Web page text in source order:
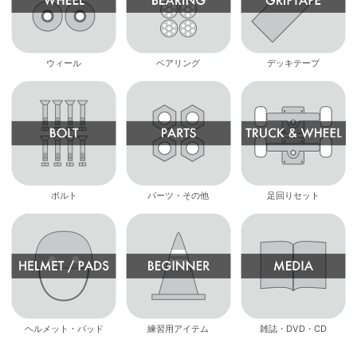
ウィール ベアリング デッキテープ
ボルト パーツ・その他 足回りセット
ヘルメット・パッド 練習用アイテム 雑誌・DVD・CD